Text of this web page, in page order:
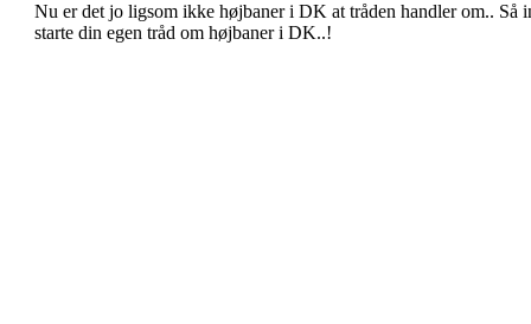
Nu er det jo ligsom ikke højbaner i DK at tråden handler om.. Så
starte din egen tråd om højbaner i DK..!